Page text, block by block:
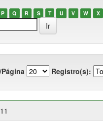
P Q R S T U V W X
Registro(s):